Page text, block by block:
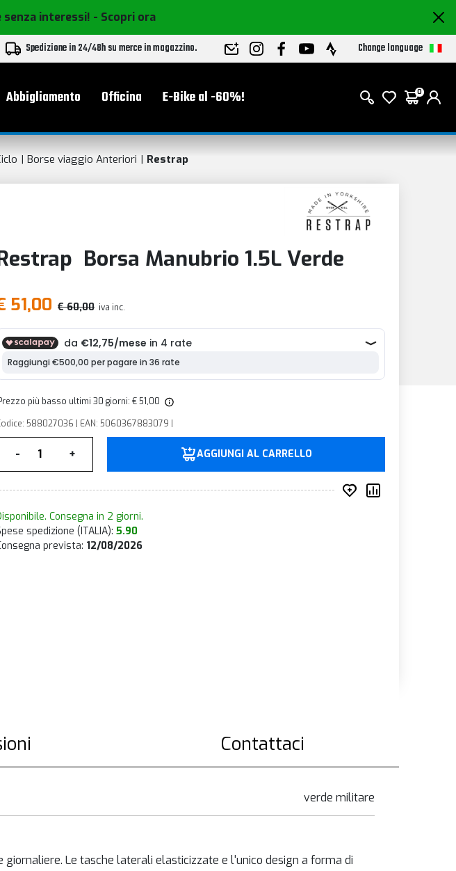
senza interessi! - Scopri ora
Spedizione in 24/48h su merce in magazzino. Change language
Abbigliamento Officina E-Bike al -60%! 0
Borsa Manubrio 1.5L Verde
51,00 € 60,00 iva inc.
più basso ultimi 30 giorni: € 51,00
588027036 | EAN: 5060367883079 |
- + AGGIUNGI AL CARRELLO
Inserisci nei
Consegna in 2 giorni.
spedizione (ITALIA): 5.90
prevista: 12/08/2026
Borse viaggio Anteriori Restrap
Contattaci
verde militare
Le tasche laterali elasticizzate e l'unico design a forma di